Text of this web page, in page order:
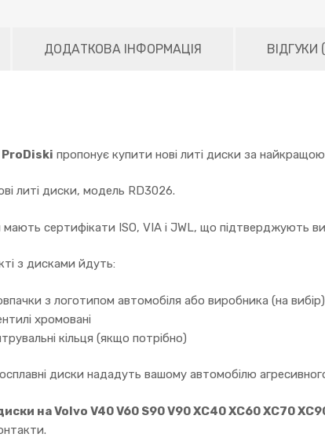
ДОДАТКОВА ІНФОРМАЦІЯ ВІДГУКИ
ProDiski пропонує купити нові литі диски за
литі диски, модель RD3026.
мають сертифікати ISO, VIA і JWL, що підтверджують
з дисками йдуть:
з логотипом автомобіля або виробника (на вибір)
хромовані
кільця (якщо потрібно)
диски нададуть вашому автомобілю
на Volvo V40 V60 S90 V90 XC40 XC60 XC70